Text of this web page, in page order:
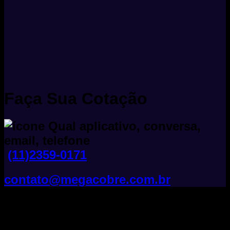
Faça Sua Cotação
(11)2359-0171
contato@megacobre.com.br